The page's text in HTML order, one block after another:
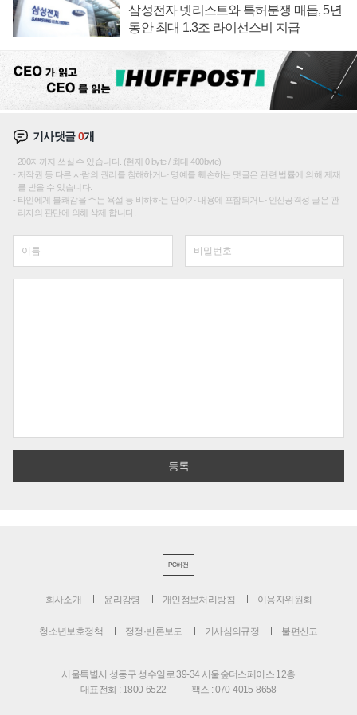
삼성전자 넷리스트와 특허분쟁 매듭, 5년
동안 최대 1.3조 라이선스비 지급
기사댓글0개
200자까지 쓰실 수 있습니다. (현재 0 byte / 최대 400byte)
저작권 등 다른 사람의 권리를 침해하거나 명예를 훼손하는 댓글은 관련 법률에 의해 제재
를 받을 수 있습니다.
타인에게 불쾌감을 주는 욕설 등 비하하는 단어가 내용에 포함되거나 인신공격성 글은 관
리자의 판단에 의해 삭제 합니다.
PC버전
회사소개 윤리강령 개인정보처리방침 이용자위원회
청소년보호정책 정정·반론보도 기사심의규정 불편신고
서울특별시 성동구 성수일로 39-34 서울숲더스페이스 12층
대표전화 : 1800-6522
팩스 : 070-4015-8658